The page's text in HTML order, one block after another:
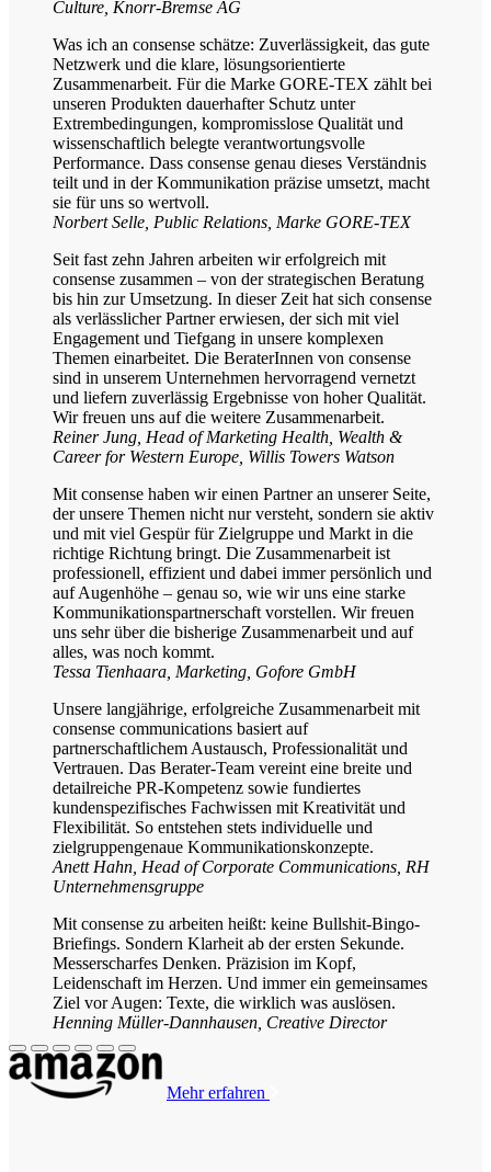
Culture, Knorr-Bremse AG
Was ich an consense schätze: Zuverlässigkeit, das gute
Netzwerk und die klare, lösungsorientierte
Zusammenarbeit. Für die Marke GORE-TEX zählt bei
unseren Produkten dauerhafter Schutz unter
Extrembedingungen, kompromisslose Qualität und
wissenschaftlich belegte verantwortungsvolle
Performance. Dass consense genau dieses Verständnis
teilt und in der Kommunikation präzise umsetzt, macht
sie für uns so wertvoll.
Norbert Selle, Public Relations, Marke GORE-TEX
Seit fast zehn Jahren arbeiten wir erfolgreich mit
consense zusammen – von der strategischen Beratung
bis hin zur Umsetzung. In dieser Zeit hat sich consense
als verlässlicher Partner erwiesen, der sich mit viel
Engagement und Tiefgang in unsere komplexen
Themen einarbeitet. Die BeraterInnen von consense
sind in unserem Unternehmen hervorragend vernetzt
und liefern zuverlässig Ergebnisse von hoher Qualität.
Wir freuen uns auf die weitere Zusammenarbeit.
Reiner Jung, Head of Marketing Health, Wealth &
Career for Western Europe, Willis Towers Watson
Mit consense haben wir einen Partner an unserer Seite,
der unsere Themen nicht nur versteht, sondern sie aktiv
und mit viel Gespür für Zielgruppe und Markt in die
richtige Richtung bringt. Die Zusammenarbeit ist
professionell, effizient und dabei immer persönlich und
auf Augenhöhe – genau so, wie wir uns eine starke
Kommunikationspartnerschaft vorstellen. Wir freuen
uns sehr über die bisherige Zusammenarbeit und auf
alles, was noch kommt.
Tessa Tienhaara, Marketing, Gofore GmbH
Unsere langjährige, erfolgreiche Zusammenarbeit mit
consense communications basiert auf
partnerschaftlichem Austausch, Professionalität und
Vertrauen. Das Berater-Team vereint eine breite und
detailreiche PR-Kompetenz sowie fundiertes
kundenspezifisches Fachwissen mit Kreativität und
Flexibilität. So entstehen stets individuelle und
zielgruppengenaue Kommunikationskonzepte.
Anett Hahn, Head of Corporate Communications, RH
Unternehmensgruppe
Mit consense zu arbeiten heißt: keine Bullshit-Bingo-
Briefings. Sondern Klarheit ab der ersten Sekunde.
Messerscharfes Denken. Präzision im Kopf,
Leidenschaft im Herzen. Und immer ein gemeinsames
Ziel vor Augen: Texte, die wirklich was auslösen.
Henning Müller-Dannhausen, Creative Director
Mehr erfahren